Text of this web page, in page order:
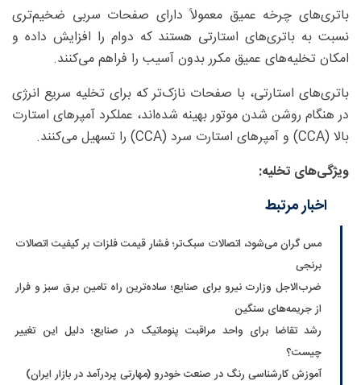
باتری‌های چرخه عمیق معمولاً دارای صفحات سربی ضخیم‌تری
نسبت به باتری‌های استارتی هستند که دوام را افزایش داده و
امکان تخلیه‌های عمیق مکرر بدون آسیب را فراهم می‌کنند.
باتری‌های استارتی، با صفحات نازک‌تر که برای تخلیه سریع انرژی
در هنگام روشن شدن موتور بهینه شده‌اند، عملکرد آمپرهای استارت
بالا (CCA) و آمپرهای استارت سرد (CCA) را تسهیل می‌کنند.
ویژگی‌های تخلیه:
اخبار مرتبط
مس گران می‌شود، اتصالات سبک‌تر؛ فشار قیمت فلزات بر کیفیت اتصالات
برنجی
ضرب‌الاجل وزارت نیرو برای صنایع؛ ساده‌ترین راه تامین برق سبز و فرار
از جریمه‌های سنگین
رشد تقاضا برای واحد مراقبت پنوماتیک در صنایع؛ دلیل این تغییر
چیست؟
آموزش کارشناسی رنگ در صنعت خودرو (مهارتی پردرآمد در بازار ایران)